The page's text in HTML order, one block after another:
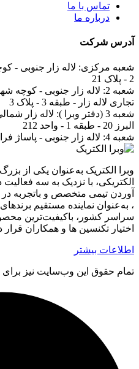
تماس با ما
درباره ما
آدرس شرکت
شعبه مرکزی: لاله زار جنوبی -
2 - پلاک 21
شعبه 2:
لاله زار جنوبی - کوچه
تجاری لاله زار - طبقه 3 - پلاک 3
شعبه 3 (دفتر وبرا ):
لاله زار
البرز 20 - طبقه 1 - واحد 212
شعبه 4:
لاله زار جنوبی - پاساژ
وبرا الکتریک به‌عنوان یکی از
الکتریکی، با نزدیک به سه فعالیت
آوردن تیمی متخصص و باتجربه
، به‌عنوان نماینده مستقیم
سراسر کشور، باکیفیت‌ترین
اختیار تکنسین ها و همکاران قرار
اطلاعات بیشتر
تمام حقوق اين وب‌سايت نیز برای